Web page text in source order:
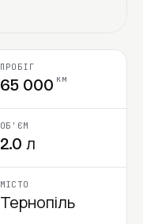
ПРОБІГ
65 000 км
ОБ'ЄМ
2.0 л
МІСТО
Тернопіль